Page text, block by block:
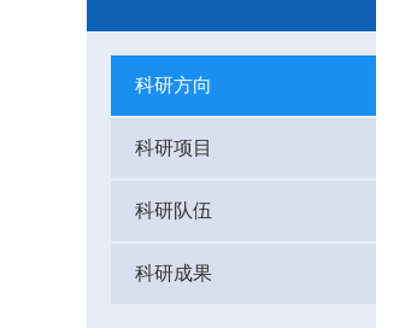
科研方向
科研项目
科研队伍
科研成果